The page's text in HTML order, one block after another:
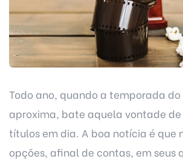
Todo ano, quando a temporada do
aproxima, bate aquela vontade
títulos em dia. A boa notícia é que
opções, afinal de contas, em seus